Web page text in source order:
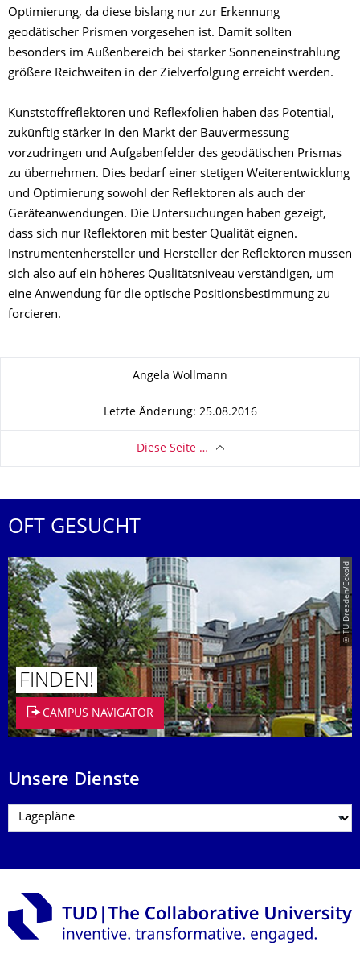
Optimierung, da diese bislang nur zur Erkennung
geodätischer Prismen vorgesehen ist. Damit sollten
besonders im Außenbereich bei starker Sonneneinstrahlung
größere Reichweiten in der Zielverfolgung erreicht werden.
Kunststoffreflektoren und Reflexfolien haben das Potential,
zukünftig stärker in den Markt der Bauvermessung
vorzudringen und Aufgabenfelder des geodätischen Prismas
zu übernehmen. Dies bedarf einer stetigen Weiterentwicklung
und Optimierung sowohl der Reflektoren als auch der
Geräteanwendungen. Die Untersuchungen haben gezeigt,
dass sich nur Reflektoren mit bester Qualität eignen.
Instrumentenhersteller und Hersteller der Reflektoren müssen
sich also auf ein höheres Qualitätsniveau verständigen, um
eine Anwendung für die optische Positionsbestimmung zu
forcieren.
Angela Wollmann
Letzte Änderung: 25.08.2016
Diese Seite …
OFT GESUCHT
© TU Dresden/Eckold
FINDEN!
CAMPUS NAVIGATOR
Unsere Dienste